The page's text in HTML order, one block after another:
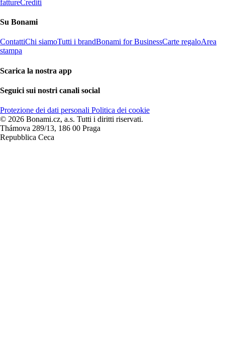
fattureCrediti
Su Bonami
ContattiChi siamoTutti i brandBonami for BusinessCarte regaloArea
stampa
Scarica la nostra app
Seguici sui nostri canali social
Protezione dei dati personali Politica dei cookie
© 2026 Bonami.cz, a.s. Tutti i diritti riservati.
Thámova 289/13, 186 00 Praga
Repubblica Ceca